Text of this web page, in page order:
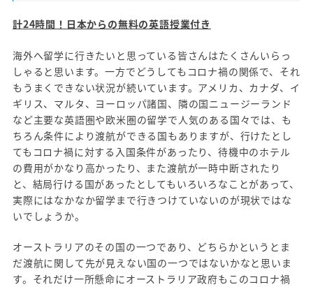
計24時間！日本からの無料の英語授業付き
海外へ留学に行きたいと思っている皆さんはたくさんいらっ
しゃると思います。一方でどうしてもコロナ禍の関係で、それ
もうまくできない状況が続いています。アメリカ、カナダ、イ
ギリス、マルタ、ヨーロッパ諸国、隣の国ニュージーランド
など主要な英語圏や欧米圏の留学で人気のある国々では、も
ちろん条件により渡航ができる国もありますが、行けたとし
てもコロナ禍に対する入国条件があったり、待機中のホテル
の費用がかなり高かったり、また渡航が一時中断されたり
と、結局行ける国があったとしてもいろいろなことがあって、
実際にはなかなか留学まで行きつけていないのが現状ではな
いでしょうか。
オーストラリアのその国の一つであり、どちらかというとま
だ渡航に関して先が見えない国の一つではないかなと思いま
す。それだけ一所懸命にオーストラリア政府もこのコロナ禍